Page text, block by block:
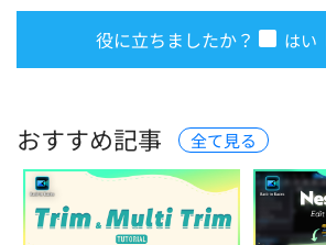
役に立ちましたか？ はい
おすすめ記事 全て見る